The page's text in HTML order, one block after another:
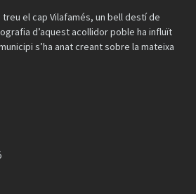
el cap Vilafamés, un bell destí de
d’aquest acollidor poble ha influït
s’ha anat creant sobre la mateixa